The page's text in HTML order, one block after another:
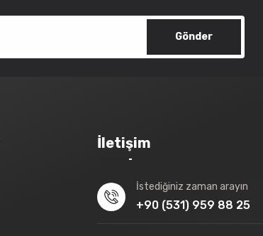
Gönder
İletişim
İstediğiniz zaman arayın
+90 (531) 959 88 25